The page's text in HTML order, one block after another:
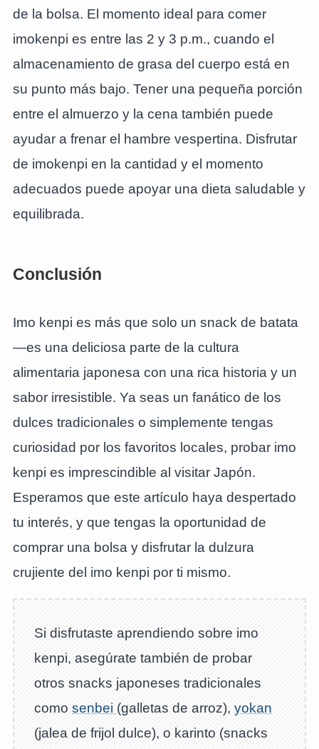
de la bolsa. El momento ideal para comer
imokenpi es entre las 2 y 3 p.m., cuando el
almacenamiento de grasa del cuerpo está en
su punto más bajo. Tener una pequeña porción
entre el almuerzo y la cena también puede
ayudar a frenar el hambre vespertina. Disfrutar
de imokenpi en la cantidad y el momento
adecuados puede apoyar una dieta saludable y
equilibrada.
Conclusión
Imo kenpi es más que solo un snack de batata
—es una deliciosa parte de la cultura
alimentaria japonesa con una rica historia y un
sabor irresistible. Ya seas un fanático de los
dulces tradicionales o simplemente tengas
curiosidad por los favoritos locales, probar imo
kenpi es imprescindible al visitar Japón.
Esperamos que este artículo haya despertado
tu interés, y que tengas la oportunidad de
comprar una bolsa y disfrutar la dulzura
crujiente del imo kenpi por ti mismo.
Si disfrutaste aprendiendo sobre imo
kenpi, asegúrate también de probar
otros snacks japoneses tradicionales
comosenbei (galletas de arroz),yokan
(jalea de frijol dulce), o karinto (snacks